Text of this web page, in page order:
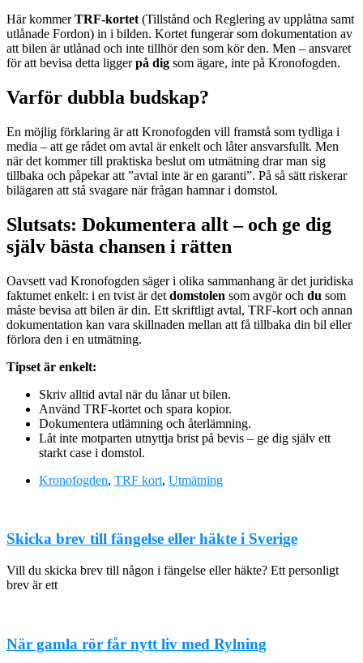
Här kommerTRF-kortet (Tillstånd och Reglering av upplåtna samt
utlånade Fordon) in i bilden. Kortet fungerar som dokumentation av
att bilen är utlånad och inte tillhör den som kör den. Men – ansvaret
för att bevisa detta liggerpå dig som ägare, inte på Kronofogden.
Varför dubbla budskap?
En möjlig förklaring är att Kronofogden vill framstå som tydliga i
media – att ge rådet om avtal är enkelt och låter ansvarsfullt. Men
när det kommer till praktiska beslut om utmätning drar man sig
tillbaka och påpekar att ”avtal inte är en garanti”. På så sätt riskerar
bilägaren att stå svagare när frågan hamnar i domstol.
Slutsats: Dokumentera allt – och ge dig
själv bästa chansen i rätten
Oavsett vad Kronofogden säger i olika sammanhang är det juridiska
faktumet enkelt: i en tvist är det domstolen som avgör och du som
måste bevisa att bilen är din. Ett skriftligt avtal, TRF-kort och annan
dokumentation kan vara skillnaden mellan att få tillbaka din bil eller
förlora den i en utmätning.
Tipset är enkelt:
Skriv alltid avtal när du lånar ut bilen.
Använd TRF-kortet och spara kopior.
Dokumentera utlämning och återlämning.
Låt inte motparten utnyttja brist på bevis – ge dig själv ett
starkt case i domstol.
Kronofogden, TRF kort, Utmätning
Skicka brev till fängelse eller häkte i Sverige
Vill du skicka brev till någon i fängelse eller häkte? Ett personligt
brev är ett
När gamla rör får nytt liv med Rylning